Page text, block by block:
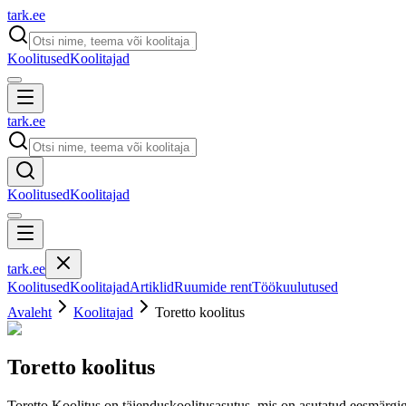
tark.ee
KoolitusedKoolitajad
tark.ee
KoolitusedKoolitajad
tark.ee
KoolitusedKoolitajadArtiklidRuumide rentTöökuulutused
Avaleht
Koolitajad Toretto koolitus
Toretto koolitus